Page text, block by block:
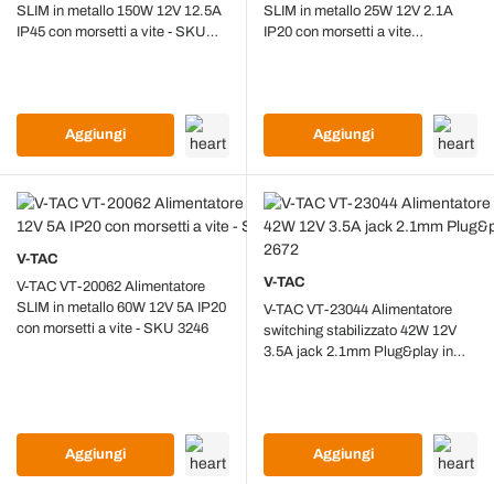
SLIM in metallo 150W 12V 12.5A
IP45 con morsetti a vite - SKU
Aggiungi
SLIM in metallo 25W 12V 2.1A
IP20 con morsetti a vite
Aggiungi
V-TAC
V-TAC VT-20062 Alimentatore
SLIM in metallo 60W 12V 5A IP20
con morsetti a vite - SKU 3246
Aggiungi
V-TAC
V-TAC VT-23044 Alimentatore
switching stabilizzato 42W 12V
3.5A jack 2.1mm Plug&play in
Aggiungi